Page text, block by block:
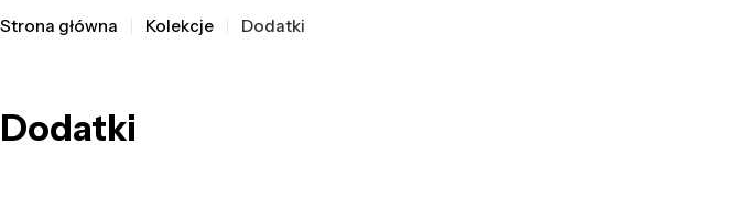
Strona główna Kolekcje Dodatki
Dodatki